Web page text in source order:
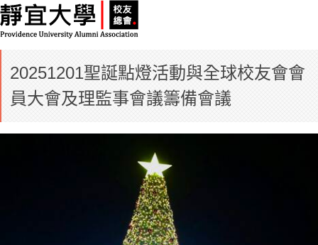
20251201聖誕點燈活動與全球校友會會
員大會及理監事會議籌備會議